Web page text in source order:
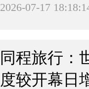
2026-07-17
同程旅行：
度较开幕日